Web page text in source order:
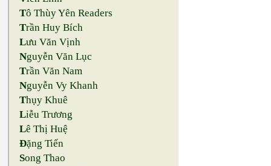
Tô Thùy Yên Readers
Trần Huy Bích
Lưu Văn Vịnh
Nguyễn Văn Lục
Trần Văn Nam
Nguyễn Vy Khanh
Thụy Khuê
Liễu Trương
Lê Thị Huệ
Đặng Tiến
Song Thao